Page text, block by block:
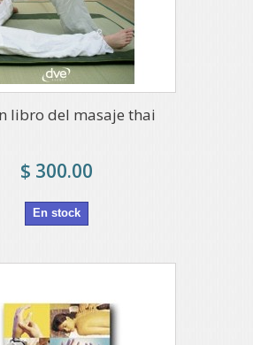
libro del masaje thai
$ 300.00
En stock